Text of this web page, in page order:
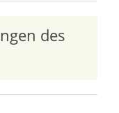
des